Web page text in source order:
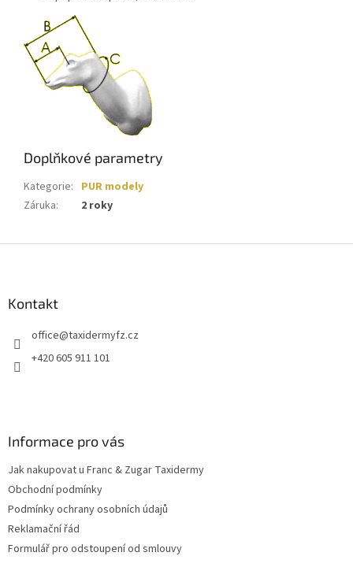
Doplňkové parametry
Kategorie: PUR modely
Záruka: 2 roky
Kontakt
office@taxidermyfz.cz
+420 605 911 101
Informace pro vás
Jak nakupovat u Franc & Zugar Taxidermy
Obchodní podmínky
Podmínky ochrany osobních údajů
Reklamační řád
Formulář pro odstoupení od smlouvy